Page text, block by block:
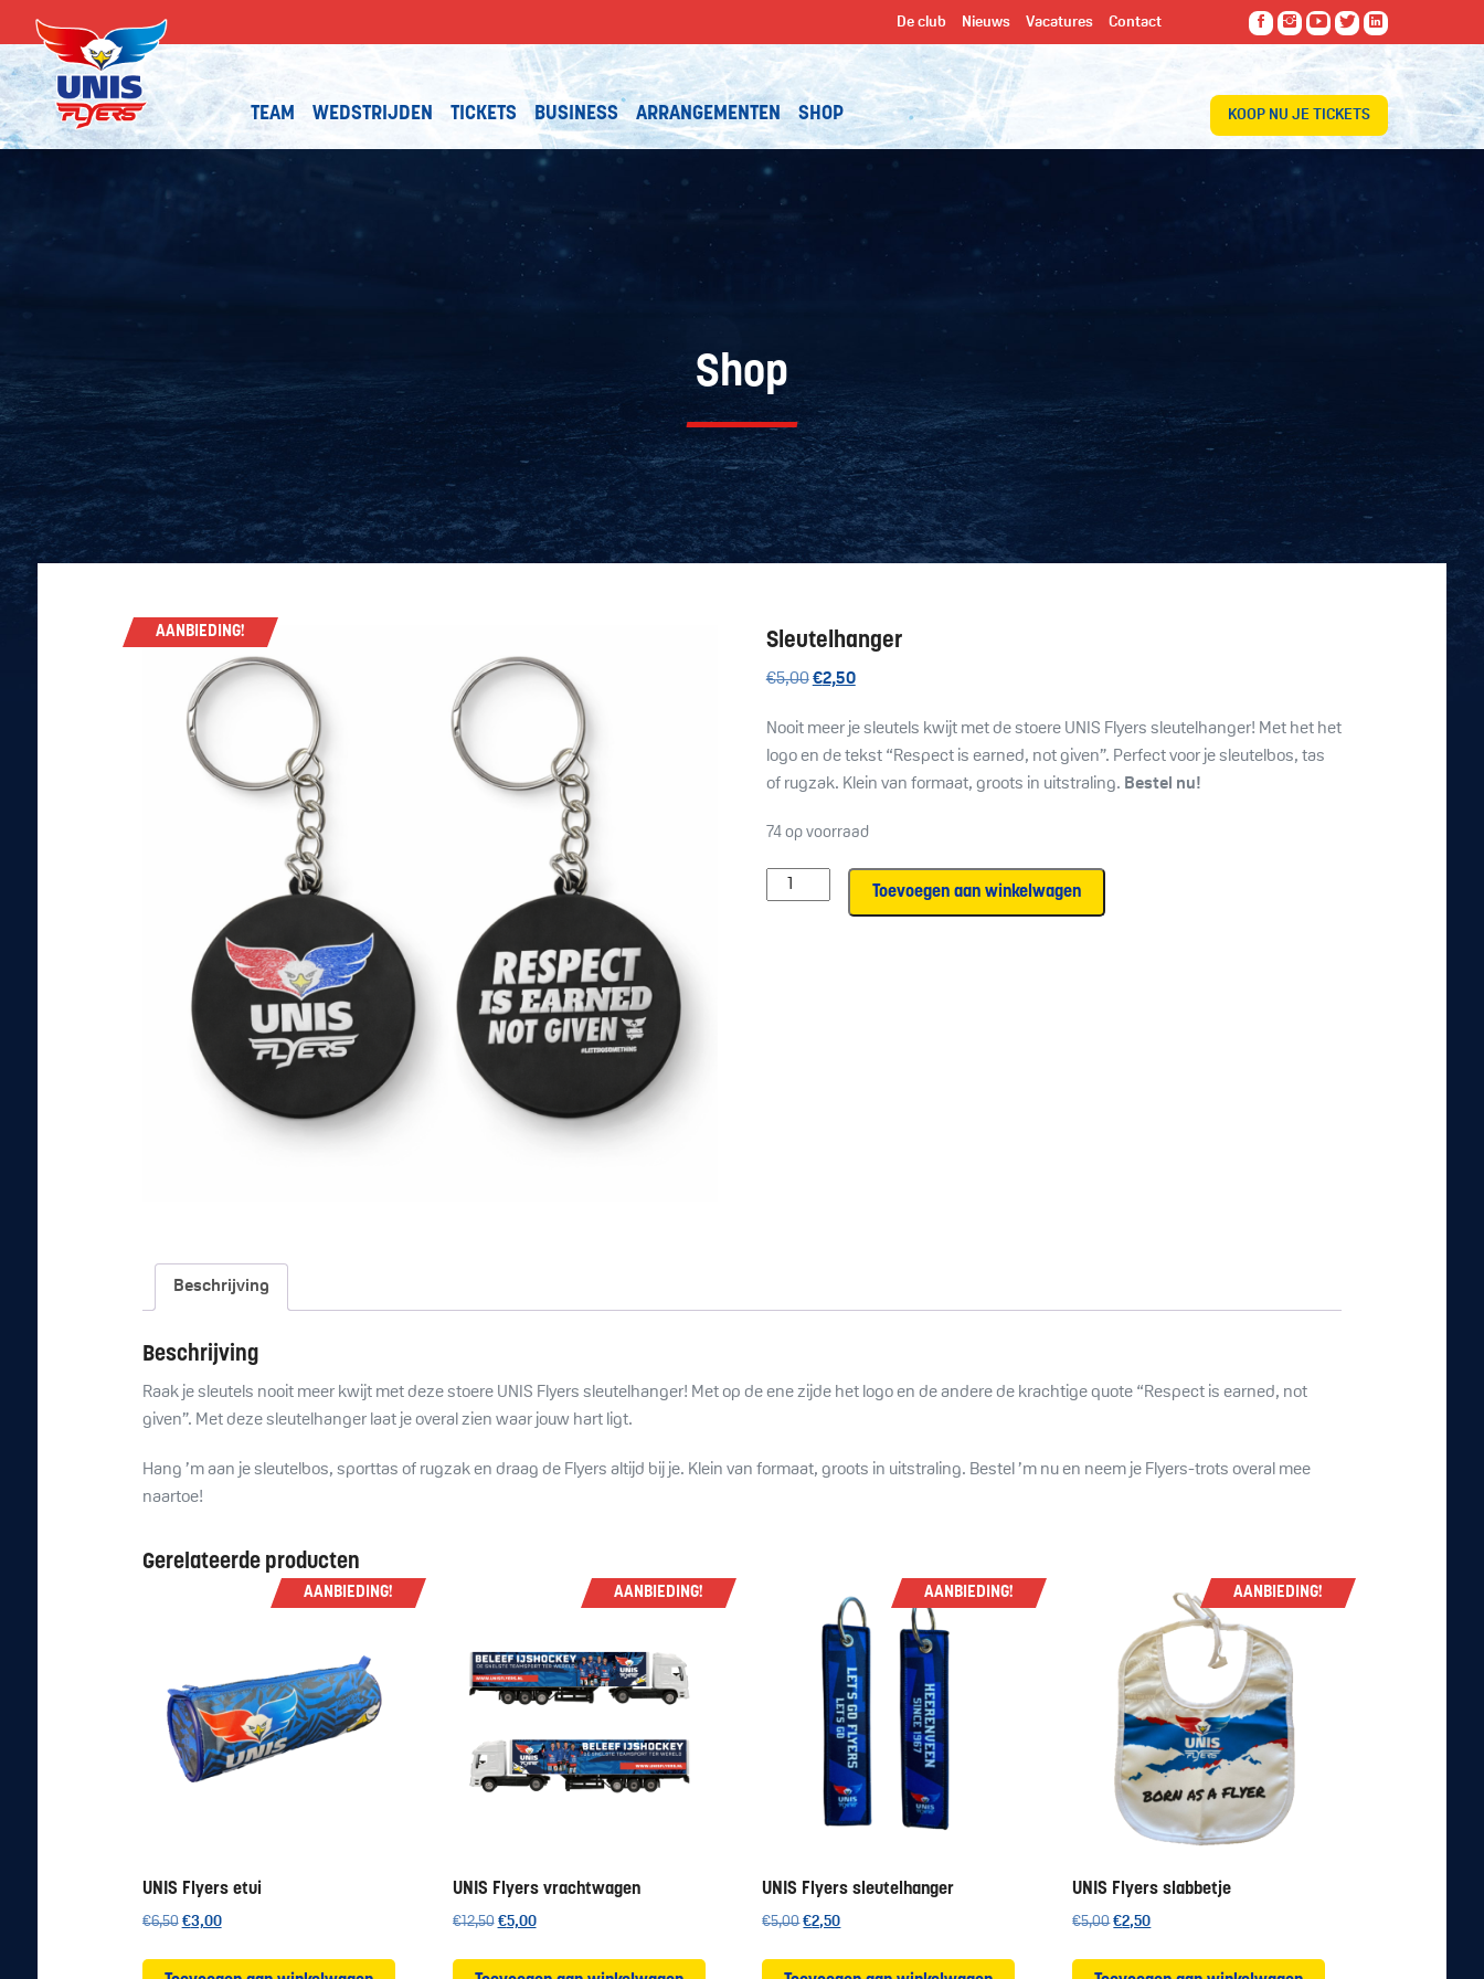
De club Nieuws Vacatures Contact
TEAM WEDSTRIJDEN TICKETS BUSINESS ARRANGEMENTEN SHOP KOOP NU JE TICKETS
Shop
AANBIEDING! Sleutelhanger
€5,00 Oorspronkelijke
was:
€5,00.
€2,50Huidige
is:
€2,50.
Nooit meer je sleutels kwijt met de stoere UNIS Flyers sleutelhanger! Met het het
logo en de tekst “Respect is earned, not given”. Perfect voor je sleutelbos, tas
of rugzak. Klein van formaat, groots in uitstraling. Bestel nu!
74 op voorraad
Sleutelhanger
aantal
Toevoegen aan winkelwagen
Beschrijving
Beschrijving
Raak je sleutels nooit meer kwijt met deze stoere UNIS Flyers sleutelhanger! Met op de ene zijde het logo en de andere de krachtige quote “Respect is earned, not
given”. Met deze sleutelhanger laat je overal zien waar jouw hart ligt.
Hang ’m aan je sleutelbos, sporttas of rugzak en draag de Flyers altijd bij je. Klein van formaat, groots in uitstraling. Bestel ’m nu en neem je Flyers-trots overal mee
naartoe!
Gerelateerde producten
AANBIEDING!
UNIS Flyers etui
€6,50 Oorspronkelijke
€3,00Huidige
AANBIEDING!
UNIS Flyers vrachtwagen
€12,50 Oorspronkelijke
€5,00Huidige
AANBIEDING!
UNIS Flyers sleutelhanger
€5,00Oorspronkelijke
€2,50Huidige
AANBIEDING!
UNIS Flyers slabbetje
€5,00 Oorspronkelijke
€2,50Huidige